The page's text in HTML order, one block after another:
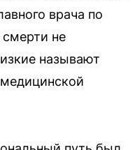
врача по
не
называют